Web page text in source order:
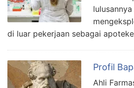
di luar pekerjaan sebagai
Profil
Ahli